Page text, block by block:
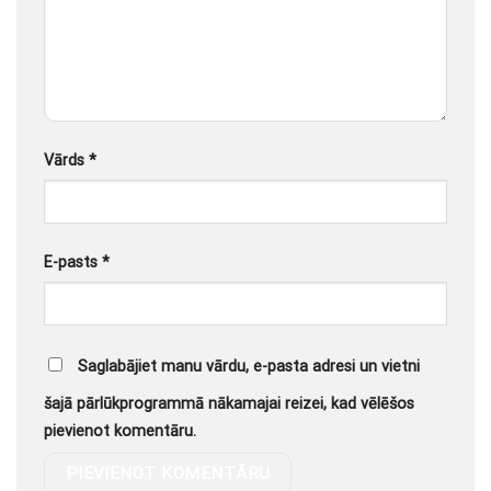
Vārds *
E-pasts *
Saglabājiet manu vārdu, e-pasta adresi un vietni
šajā pārlūkprogrammā nākamajai reizei, kad vēlēšos
pievienot komentāru.